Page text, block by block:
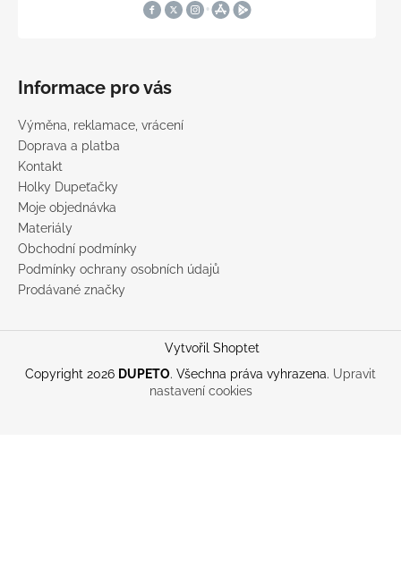
Informace pro vás
Výměna, reklamace, vrácení
Doprava a platba
Kontakt
Holky Dupeťačky
Moje objednávka
Materiály
Obchodní podmínky
Podmínky ochrany osobních údajů
Prodávané značky
Vytvořil Shoptet
Copyright 2026 DUPETO. Všechna práva vyhrazena. Upravit
nastavení cookies